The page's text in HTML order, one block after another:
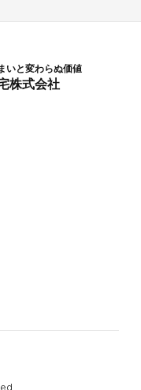
いと変わらぬ価値
株式会社